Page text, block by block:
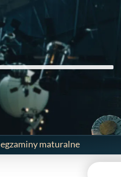
egzaminy maturalne